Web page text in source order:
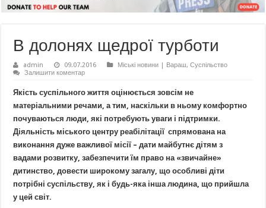
В долонях щедрої турботи
admin 09.07.2016 Міські новини | Вараш,Суспільство
Залишити коментар
Якість суспільного життя оцінюється зовсім не
матеріальними речами, а тим, наскільки в ньому комфортно
почуваються люди, які потребують уваги і підтримки.
Діяльність міського центру реабілітації спрямована на
виконання дуже важливої місії – дати майбутнє дітям з
вадами розвитку, забезпечити їм право на «звичайне»
дитинство, довести широкому загалу, що особливі діти
потрібні суспільству, як і будь-яка інша людина, що прийшла
у цей світ.